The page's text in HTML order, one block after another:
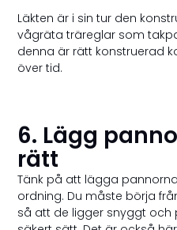
Läkten är i sin tur den
vågräta träreglar som
denna är rätt konstruerad
över tid.
6. Lägg
rätt
Tänk på att lägga
ordning. Du måste börja
så att de ligger snyggt och